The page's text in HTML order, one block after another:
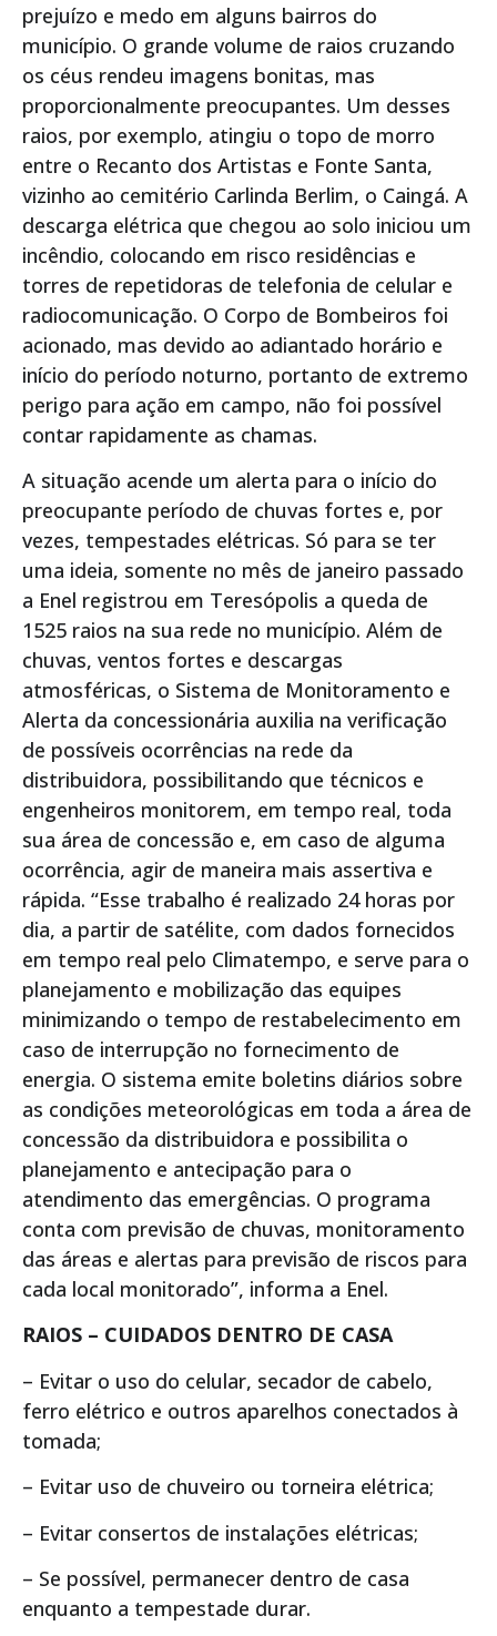
prejuízo e medo em alguns bairros do
município. O grande volume de raios cruzando
os céus rendeu imagens bonitas, mas
proporcionalmente preocupantes. Um desses
raios, por exemplo, atingiu o topo de morro
entre o Recanto dos Artistas e Fonte Santa,
vizinho ao cemitério Carlinda Berlim, o Caingá. A
descarga elétrica que chegou ao solo iniciou um
incêndio, colocando em risco residências e
torres de repetidoras de telefonia de celular e
radiocomunicação. O Corpo de Bombeiros foi
acionado, mas devido ao adiantado horário e
início do período noturno, portanto de extremo
perigo para ação em campo, não foi possível
contar rapidamente as chamas.
A situação acende um alerta para o início do
preocupante período de chuvas fortes e, por
vezes, tempestades elétricas. Só para se ter
uma ideia, somente no mês de janeiro passado
a Enel registrou em Teresópolis a queda de
1525 raios na sua rede no município. Além de
chuvas, ventos fortes e descargas
atmosféricas, o Sistema de Monitoramento e
Alerta da concessionária auxilia na verificação
de possíveis ocorrências na rede da
distribuidora, possibilitando que técnicos e
engenheiros monitorem, em tempo real, toda
sua área de concessão e, em caso de alguma
ocorrência, agir de maneira mais assertiva e
rápida. “Esse trabalho é realizado 24 horas por
dia, a partir de satélite, com dados fornecidos
em tempo real pelo Climatempo, e serve para o
planejamento e mobilização das equipes
minimizando o tempo de restabelecimento em
caso de interrupção no fornecimento de
energia. O sistema emite boletins diários sobre
as condições meteorológicas em toda a área de
concessão da distribuidora e possibilita o
planejamento e antecipação para o
atendimento das emergências. O programa
conta com previsão de chuvas, monitoramento
das áreas e alertas para previsão de riscos para
cada local monitorado”, informa a Enel.
RAIOS – CUIDADOS DENTRO DE CASA
– Evitar o uso do celular, secador de cabelo,
ferro elétrico e outros aparelhos conectados à
tomada;
– Evitar uso de chuveiro ou torneira elétrica;
– Evitar consertos de instalações elétricas;
– Se possível, permanecer dentro de casa
enquanto a tempestade durar.